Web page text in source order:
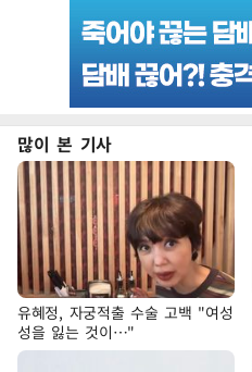
많이 본 기사
유혜정, 자궁적출 수술 고백 "여성
성을 잃는 것이…"